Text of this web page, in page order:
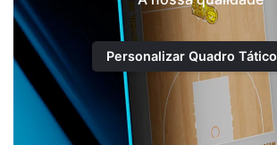
Personalizar Quadro Tático